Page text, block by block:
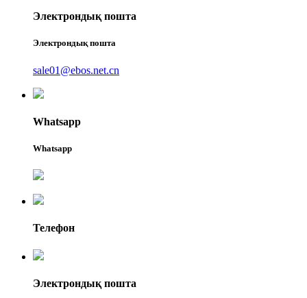
Электрондық пошта
Электрондық пошта
sale01@ebos.net.cn
Whatsapp
Whatsapp
Телефон
Электрондық пошта